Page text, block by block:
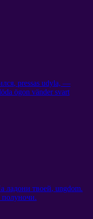
, pressas udyla, —
ögon vänder svart
ладони твоей, ungdom.
полуночи.